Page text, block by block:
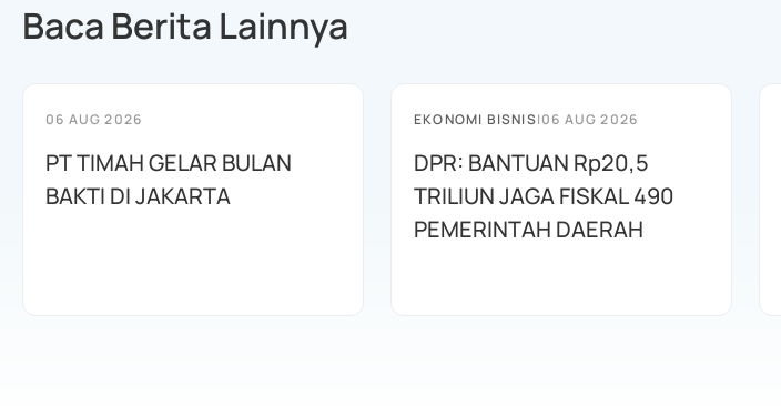
Baca Berita Lainnya
06 AUG 2026
PT TIMAH GELAR BULAN
BAKTI DI JAKARTA
EKONOMI BISNIS|06 AUG 2026
DPR: BANTUAN Rp20,5
TRILIUN JAGA FISKAL 490
PEMERINTAH DAERAH